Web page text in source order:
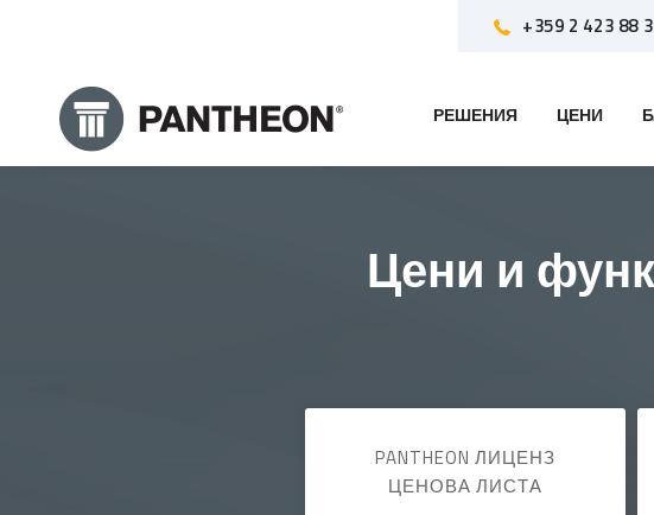
+359 2 423 88
РЕШЕНИЯ ЦЕНИ
Цени и
PANTHEON ЛИЦЕНЗ
ЦЕНОВА ЛИСТА